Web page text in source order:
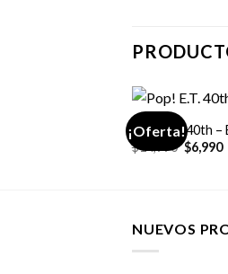
¡Oferta!
+
Pop! E.T. 40th –
$14,990 El
precio
$6,990El
NUEVOS